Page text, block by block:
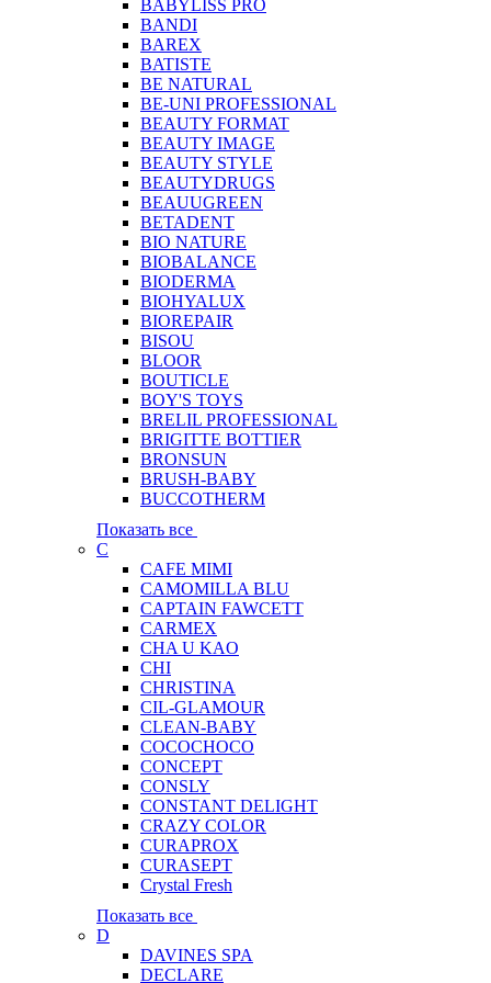
BABYLISS PRO
BANDI
BAREX
BATISTE
BE NATURAL
BE-UNI PROFESSIONAL
BEAUTY FORMAT
BEAUTY IMAGE
BEAUTY STYLE
BEAUTYDRUGS
BEAUUGREEN
BETADENT
BIO NATURE
BIOBALANCE
BIODERMA
BIOHYALUX
BIOREPAIR
BISOU
BLOOR
BOUTICLE
BOY'S TOYS
BRELIL PROFESSIONAL
BRIGITTE BOTTIER
BRONSUN
BRUSH-BABY
BUCCOTHERM
Показать все
C
CAFE MIMI
CAMOMILLA BLU
CAPTAIN FAWCETT
CARMEX
CHA U KAO
CHI
CHRISTINA
CIL-GLAMOUR
CLEAN-BABY
COCOCHOCO
CONCEPT
CONSLY
CONSTANT DELIGHT
CRAZY COLOR
CURAPROX
CURASEPT
Crystal Fresh
Показать все
D
DAVINES SPA
DECLARE